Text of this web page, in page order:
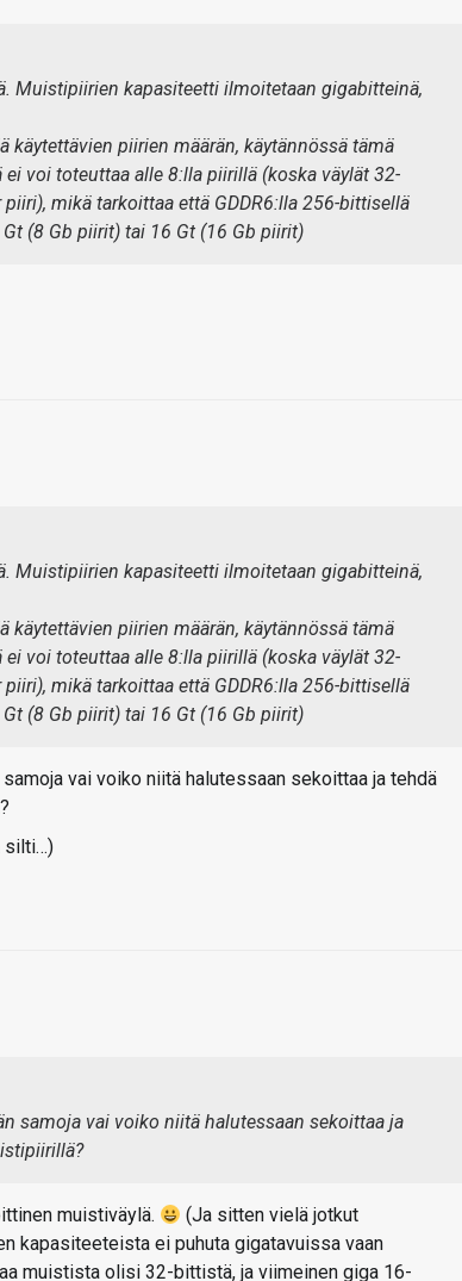
Muistipiirien kapasiteetti ilmoitetaan gigabitteinä,
käytettävien piirien määrän, käytännössä tämä
voi toteuttaa alle 8:lla piirillä (koska väylät 32-
mikä tarkoittaa että GDDR6:lla 256-bittisellä
(8 Gb piirit) tai 16 Gt (16 Gb piirit)
Muistipiirien kapasiteetti ilmoitetaan gigabitteinä,
käytettävien piirien määrän, käytännössä tämä
voi toteuttaa alle 8:lla piirillä (koska väylät 32-
mikä tarkoittaa että GDDR6:lla 256-bittisellä
(8 Gb piirit) tai 16 Gt (16 Gb piirit)
vai voiko niitä halutessaan sekoittaa ja tehdä
silti…)
samoja vai voiko niitä halutessaan sekoittaa ja
muistiväylä.
(Ja sitten vielä jotkut
kapasiteeteista ei puhuta gigatavuissa vaan
muistista olisi 32-bittistä, ja viimeinen giga 16-